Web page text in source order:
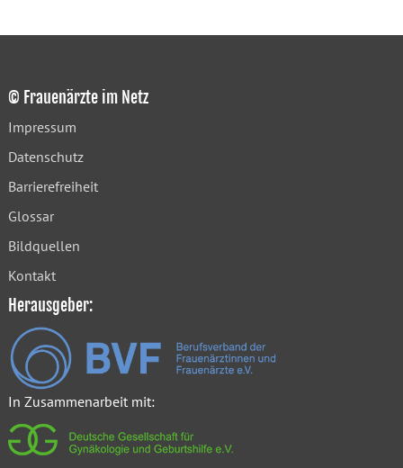
© Frauenärzte im Netz
Impressum
Datenschutz
Barrierefreiheit
Glossar
Bildquellen
Kontakt
Herausgeber:
In Zusammenarbeit mit: